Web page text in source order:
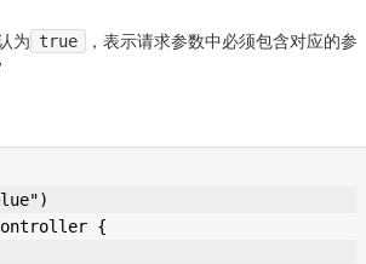
为 true
，表示请求参数中必须包含对应的参
)
{